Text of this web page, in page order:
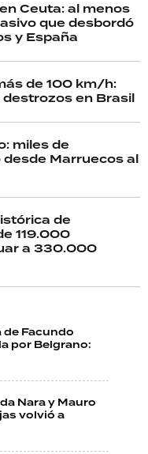
Ceuta: al menos
que desbordó
y España
de 100 km/h:
en Brasil
miles de
Marruecos al
de
119.000
a 330.000
de Facundo
por Belgrano:
Nara y Mauro
volvió a